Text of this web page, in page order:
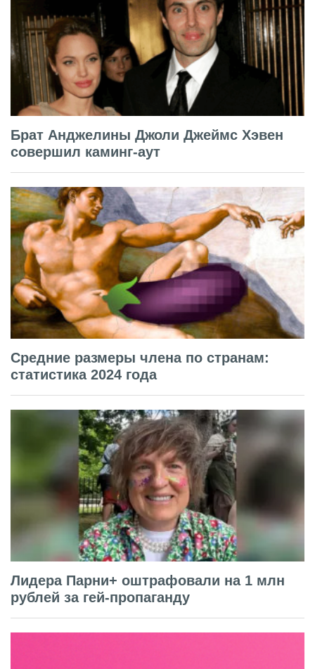
Брат Анджелины Джоли Джеймс Хэвен
совершил каминг-аут
Средние размеры члена по странам:
статистика 2024 года
Лидера Парни+ оштрафовали на 1 млн
рублей за гей-пропаганду